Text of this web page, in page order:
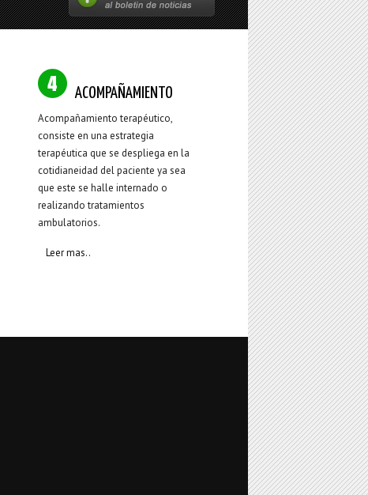
ACOMPAÑAMIENTO
Acompañamiento terapéutico,
consiste en una estrategia
terapéutica que se despliega en la
cotidianeidad del paciente ya sea
que este se halle internado o
realizando tratamientos
ambulatorios.
Leer mas..